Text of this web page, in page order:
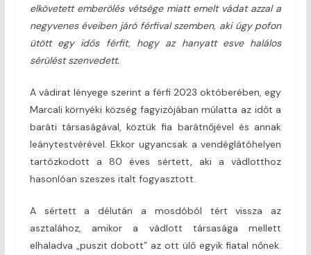
elkövetett emberölés vétsége miatt emelt vádat azzal a
negyvenes éveiben járó férfival szemben, aki úgy pofon
ütött egy idős férfit, hogy az hanyatt esve halálos
sérülést szenvedett.
A vádirat lényege szerint a férfi 2023 októberében, egy
Marcali környéki község fagyizójában múlatta az időt a
baráti társaságával, köztük fia barátnőjével és annak
leánytestvérével. Ekkor ugyancsak a vendéglátóhelyen
tartózkodott a 80 éves sértett, aki a vádlotthoz
hasonlóan szeszes italt fogyasztott.
A sértett a délután a mosdóból tért vissza az
asztalához, amikor a vádlott társasága mellett
elhaladva „puszit dobott” az ott ülő egyik fiatal nőnek.